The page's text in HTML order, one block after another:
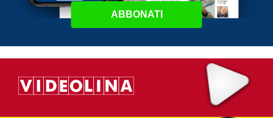
ABBONATI